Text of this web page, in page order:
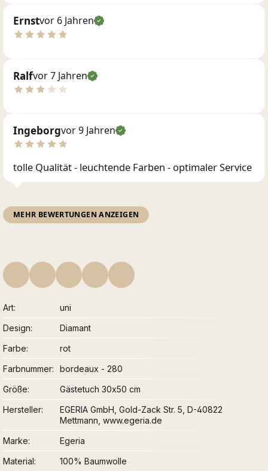
Ernstvor 6 Jahren
Ralfvor 7 Jahren
Ingeborgvor 9 Jahren
tolle Qualität - leuchtende Farben - optimaler Service
MEHR BEWERTUNGEN ANZEIGEN
Art
uni
Design
Diamant
Farbe
rot
Farbnummer
bordeaux - 280
Größe
Gästetuch 30x50 cm
Hersteller
EGERIA GmbH, Gold-Zack Str. 5, D-40822
Mettmann, www.egeria.de
Marke
Egeria
Material
100% Baumwolle